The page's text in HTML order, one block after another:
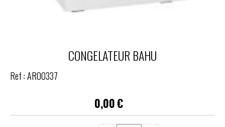
CONGELATEUR BAHU
Ref :AR00337
0,00€